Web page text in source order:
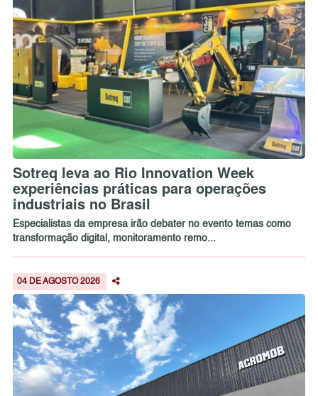
Sotreq leva ao Rio Innovation Week
experiências práticas para operações
industriais no Brasil
Especialistas da empresa irão debater no evento temas como
transformação digital, monitoramento remo...
04 DE AGOSTO 2026